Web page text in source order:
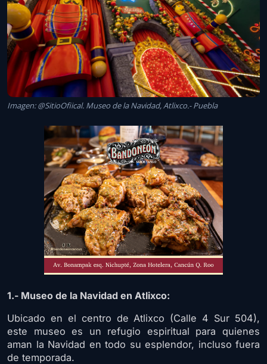
Imagen: @SitioOfiical. Museo de la Navidad, Atlixco.- Puebla
1.- Museo de la Navidad en Atlixco:
Ubicado en el centro de Atlixco (Calle 4 Sur 504),
este museo es un refugio espiritual para quienes
aman la Navidad en todo su esplendor, incluso fuera
de temporada.